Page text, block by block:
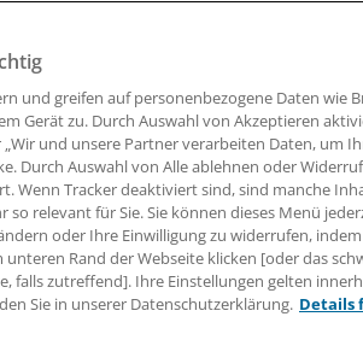
hat ein Paar in Italien ausgetragen:
der Wohnung geworfen hatte,
von 600 Euro.
pinkelte, hatte Alessandro M.
das Tier auf den Balkon und sperrte es
und greifen auf personenbezogene Daten wie
Gerät zu. Durch Auswahl von Akzeptieren
und unsere Partner verarbeiten Daten, um
Durch Auswahl von Alle ablehnen oder
Wenn Tracker deaktiviert sind, sind manche
so relevant für Sie. Sie können dieses Menü
oder Ihre Einwilligung zu widerrufen, indem
Rand der Webseite klicken [oder das
falls zutreffend]. Ihre Einstellungen gelten
Sie in unserer Datenschutzerklärung. Details